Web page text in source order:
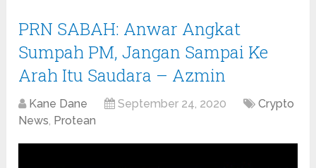
PRN SABAH: Anwar Angkat
Sumpah PM, Jangan Sampai Ke
Arah Itu Saudara – Azmin
Kane Dane September 24, 2020
Crypto
News, Protean